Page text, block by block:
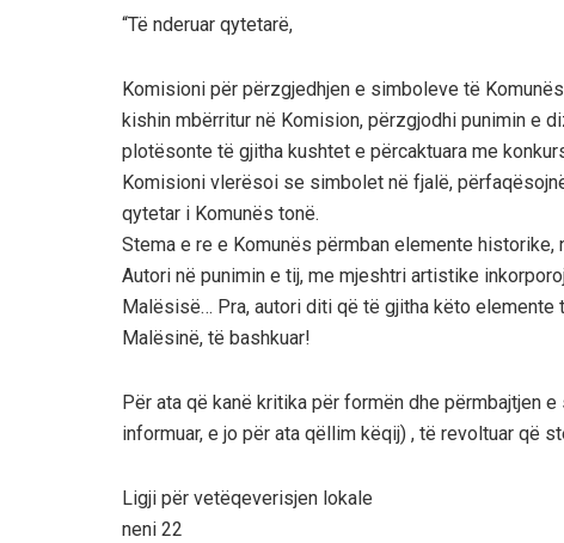
“Të nderuar qytetarë,
Komisioni për përzgjedhjen e simboleve të
kishin mbërritur në Komision, përzgjodhi punimin e
plotësonte të gjitha kushtet e përcaktuara me
Komisioni vlerësoi se simbolet në fjalë,
qytetar i Komunës tonë.
Stema e re e Komunës përmban elemente
Autori në punimin e tij, me mjeshtri artistike
Malësisë… Pra, autori diti që të gjitha këto elemente
Malësinë, të bashkuar!
Për ata që kanë kritika për formën dhe përmbajtjen
informuar, e jo për ata qëllim këqij) , të revoltuar që
Ligji për vetëqeverisjen lokale
neni 22